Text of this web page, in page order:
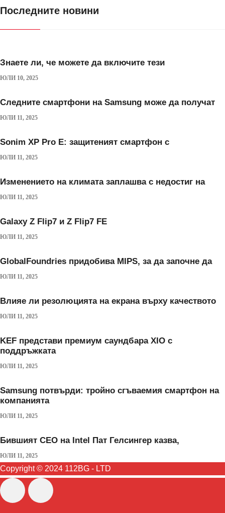
Последните новини
Знаете ли, че можете да включите тези
ЮЛИ 10, 2025
Следните смартфони на Samsung може да получат
ЮЛИ 11, 2025
Sonim XP Pro E: защитеният смартфон с
ЮЛИ 11, 2025
Изменението на климата заплашва с недостиг на
ЮЛИ 11, 2025
Galaxy Z Flip7 и Z Flip7 FE
ЮЛИ 11, 2025
GlobalFoundries придобива MIPS, за да започне да
ЮЛИ 11, 2025
Влияе ли резолюцията на екрана върху качеството
ЮЛИ 11, 2025
KEF представи премиум саундбара XIO с
поддръжката
ЮЛИ 11, 2025
Samsung потвърди: тройно сгъваемия смартфон на
компанията
ЮЛИ 11, 2025
Бившият CEO на Intel Пат Гелсингер казва,
ЮЛИ 11, 2025
Copyright © 2024 112BG - LTD